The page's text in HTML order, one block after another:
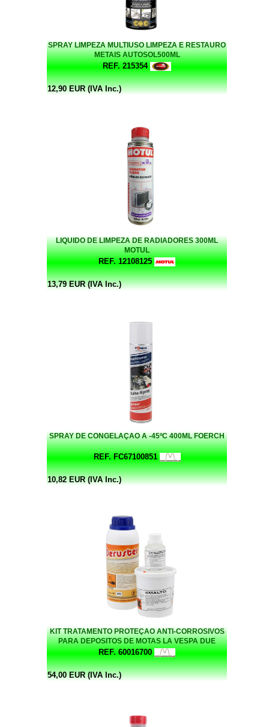
SPRAY LIMPEZA MULTIUSO LIMPEZA E RESTAURO
METAIS AUTOSOL500ML
REF. 215354
12,90 EUR (IVA Inc.)
LIQUIDO DE LIMPEZA DE RADIADORES 300ML
MOTUL
REF. 12108125
13,79 EUR (IVA Inc.)
SPRAY DE CONGELAÇAO A -45ºC 400ML FOERCH
REF. FC67100851
10,82 EUR (IVA Inc.)
KIT TRATAMENTO PROTEÇAO ANTI-CORROSIVOS
PARA DEPOSITOS DE MOTAS LA VESPA DUE
REF. 60016700
54,00 EUR (IVA Inc.)